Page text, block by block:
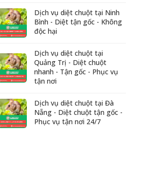
Dịch vụ diệt chuột tại Ninh
Bình - Diệt tận gốc - Không
độc hại
Dịch vụ diệt chuột tại
Quảng Trị - Diệt chuột
nhanh - Tận gốc - Phục vụ
tận nơi
Dịch vụ diệt chuột tại Đà
Nẵng - Diệt chuột tận gốc -
Phục vụ tận nơi 24/7